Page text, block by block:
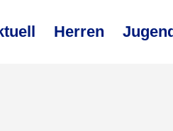
Herren